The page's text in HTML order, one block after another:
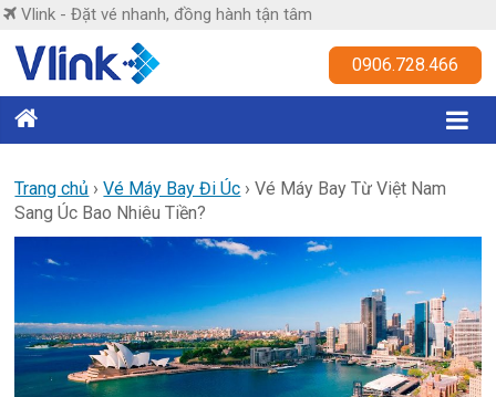
Skip
content
Vlink - Đặt vé nhanh, đồng hành tận tâm
Vlink
nhanh,
đồng
hành
0906.728.466
Trang chủ ›Vé Máy Bay Đi Úc ›Vé Máy Bay Từ Việt Nam
Sang Úc Bao Nhiêu Tiền?